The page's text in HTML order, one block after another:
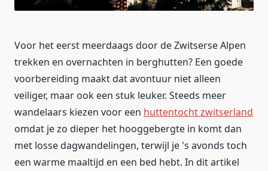
Voor het eerst meerdaags door de Zwitserse Alpen
trekken en overnachten in berghutten? Een goede
voorbereiding maakt dat avontuur niet alleen
veiliger, maar ook een stuk leuker. Steeds meer
wandelaars kiezen voor een huttentocht zwitserland
omdat je zo dieper het hooggebergte in komt dan
met losse dagwandelingen, terwijl je 's avonds toch
een warme maaltijd en een bed hebt. In dit artikel